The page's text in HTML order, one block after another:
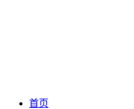
首页